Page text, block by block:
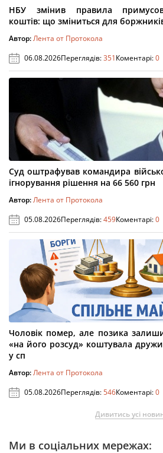
НБУ змінив правила
коштів: що зміниться для
Автор:Лента от Протокола
06.08.2026Переглядів:351Коментарі:0
Суд оштрафував командира
ігнорування рішення на 66 560 грн
Автор:Лента от Протокола
05.08.2026Переглядів:459Коментарі:0
Чоловік помер, але позика
«на його розсуд» коштувала
у сп
Автор:Лента от Протокола
05.08.2026Переглядів:546Коментарі:0
Дивитись усі
Ми в соціальних мережах: